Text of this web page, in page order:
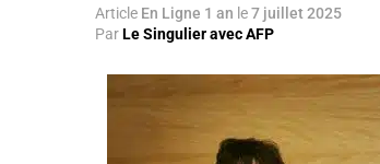
Article En Ligne 1 an le7 juillet 2025
ParLe Singulier avec AFP